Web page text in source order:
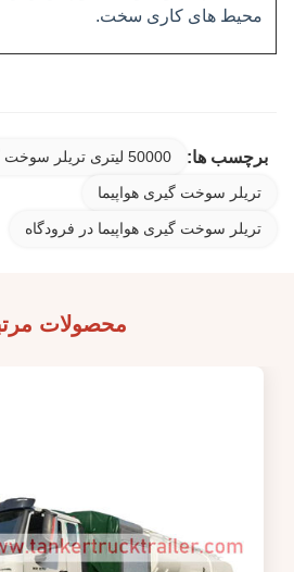
محیط های کاری سخت.
برچسب ها: 50000 لیتری تریلر سوخت گیری هواپیما
تریلر سوخت گیری هواپیما
تریلر سوخت گیری هواپیما در فرودگاه
محصولات